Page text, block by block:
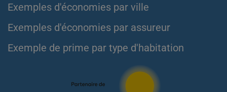
Exemples d'économies par ville
Exemples d'économies par assureur
Exemple de prime par type d'habitation